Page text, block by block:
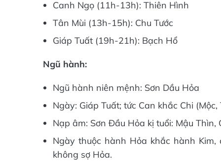
Canh Ngọ (11h-13h): Thiên Hình
Tân Mùi (13h-15h): Chu Tước
Giáp Tuất (19h-21h): Bạch Hổ
Ngũ hành:
Ngũ hành niên mệnh: Sơn Dầu Hỏa
Ngày: Giáp Tuất; tức Can khắc Chi
Nạp âm: Sơn Đầu Hỏa kị tuổi: Mậu Thìn,
Ngày thuộc hành Hỏa khắc hành
không sợ Hỏa.